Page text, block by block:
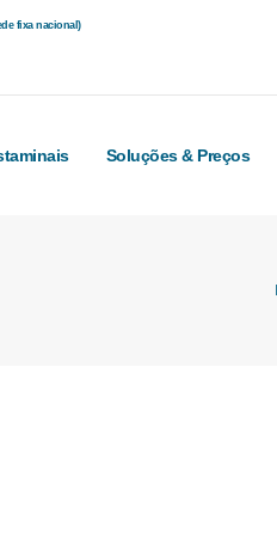
fixa nacional)
Soluções & Preços